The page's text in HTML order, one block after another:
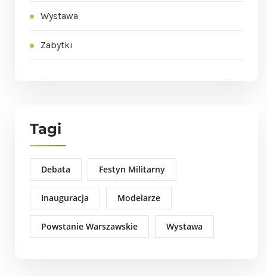
Wystawa
Zabytki
Tagi
Debata Festyn Militarny
Inauguracja Modelarze
Powstanie Warszawskie Wystawa